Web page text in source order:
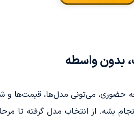
بدون واسطه
حضوری، می‌تونی مدل‌ها، قیمت‌ها
بشه. از انتخاب مدل گرفته تا